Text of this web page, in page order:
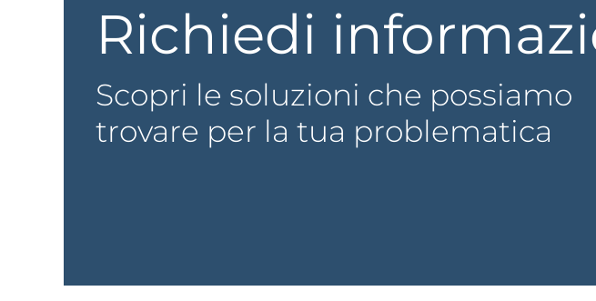
Richiedi
Scopri le soluzioni che possiamo
trovare per la tua problematica